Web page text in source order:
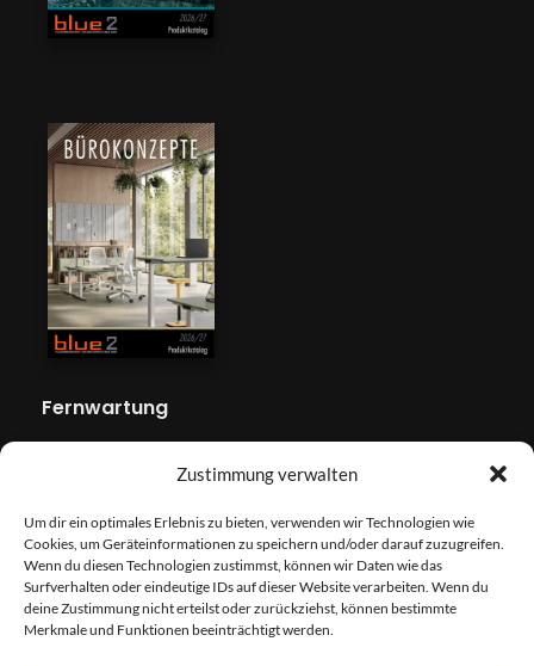
Zustimmung verwalten
Um dir ein optimales Erlebnis zu bieten, verwenden wir Technologien wie
Cookies, um Geräteinformationen zu speichern und/oder darauf zuzugreifen.
Wenn du diesen Technologien zustimmst, können wir Daten wie das
Surfverhalten oder eindeutige IDs auf dieser Website verarbeiten. Wenn du
deine Zustimmung nicht erteilst oder zurückziehst, können bestimmte
Merkmale und Funktionen beeinträchtigt werden.
Fernwartung